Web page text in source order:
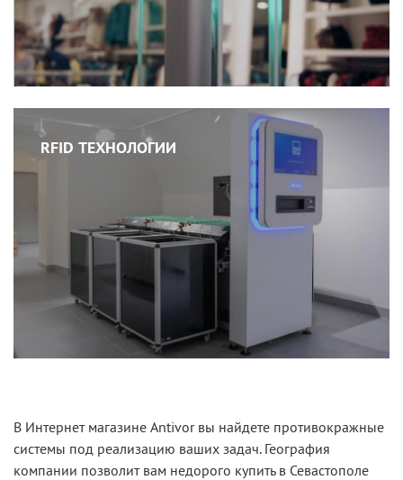
RFID ТЕХНОЛОГИИ
В Интернет магазине Antivor вы найдете противокражные
системы под реализацию ваших задач. География
компании позволит вам недорого купить в Севастополе